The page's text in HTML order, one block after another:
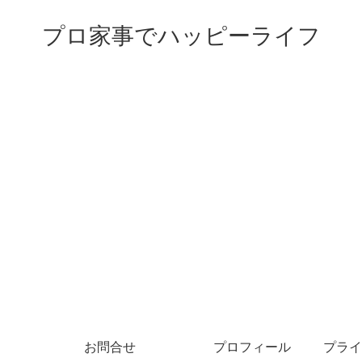
プロ家事でハッピーライフ
お問合せ プロフィール